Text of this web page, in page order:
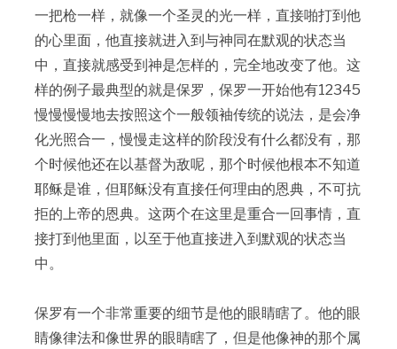
一把枪一样，就像一个圣灵的光一样，直接啪打到他
的心里面，他直接就进入到与神同在默观的状态当
中，直接就感受到神是怎样的，完全地改变了他。这
样的例子最典型的就是保罗，保罗一开始他有12345
慢慢慢慢地去按照这个一般领袖传统的说法，是会净
化光照合一，慢慢走这样的阶段没有什么都没有，那
个时候他还在以基督为敌呢，那个时候他根本不知道
耶稣是谁，但耶稣没有直接任何理由的恩典，不可抗
拒的上帝的恩典。这两个在这里是重合一回事情，直
接打到他里面，以至于他直接进入到默观的状态当
中。
保罗有一个非常重要的细节是他的眼睛瞎了。他的眼
睛像律法和像世界的眼睛瞎了，但是他像神的那个属